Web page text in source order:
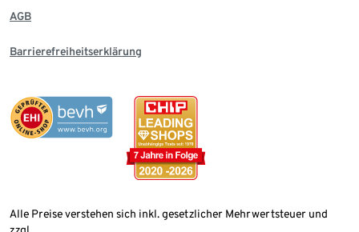
AGB
Barrierefreiheitserklärung
Alle Preise verstehen sich inkl. gesetzlicher Mehrwertsteuer und